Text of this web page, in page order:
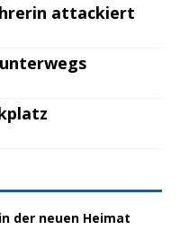
attackiert
der neuen Heimat